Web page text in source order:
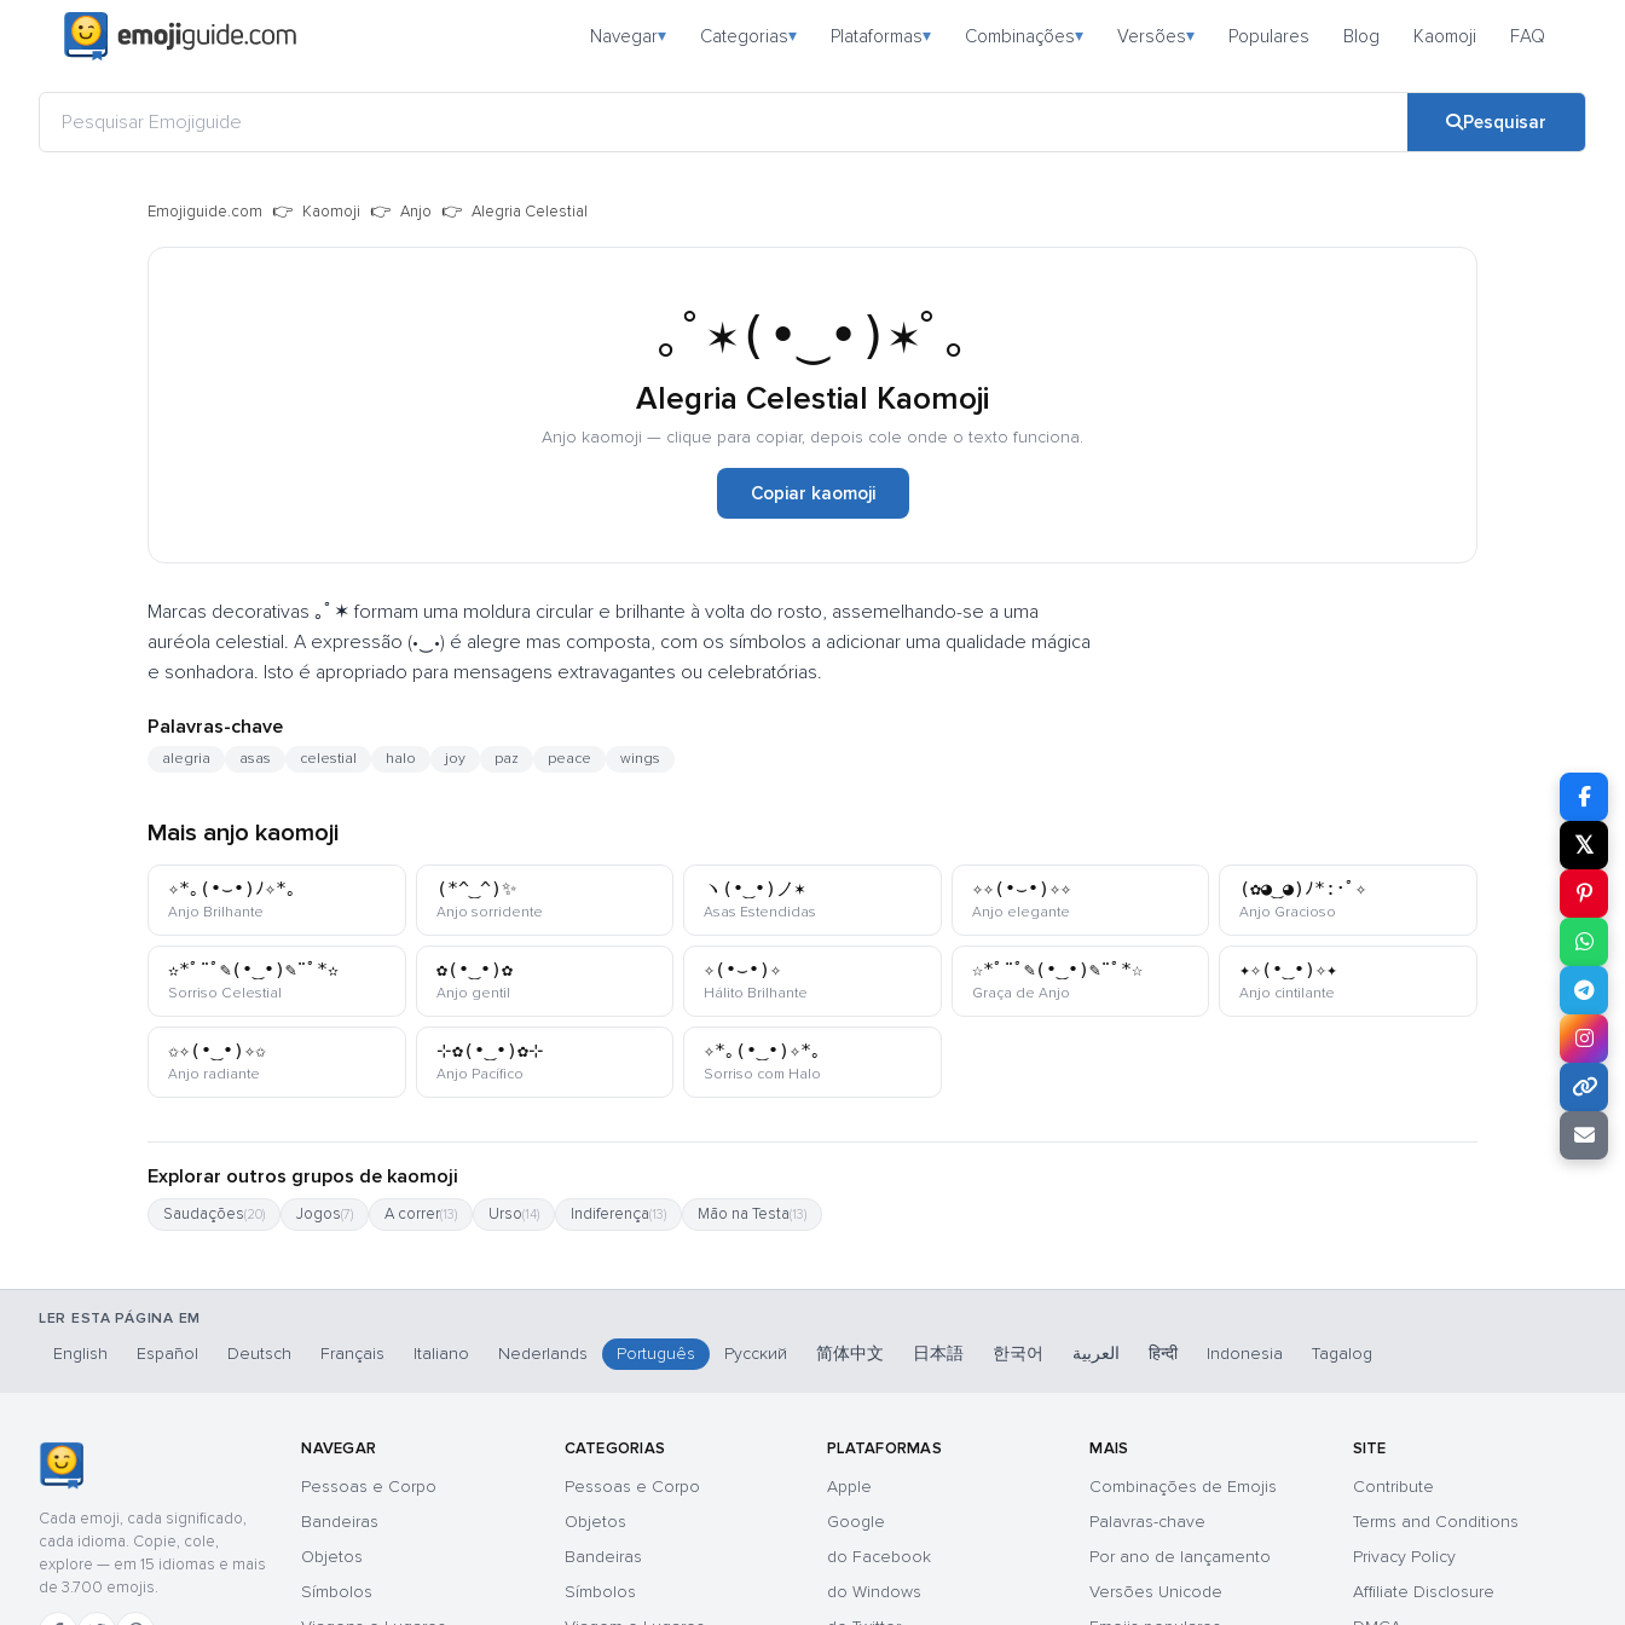
Navegar▾ Categorias▾ Plataformas▾ Combinações▾ Versões▾ Populares Blog Kaomoji FAQ
Pesquisar
Emojiguide.com Kaomoji Anjo Alegria Celestial
｡ﾟ✶(•‿•)✶ﾟ｡
Alegria Celestial Kaomoji
Anjo kaomoji — clique para copiar, depois cole onde o texto funciona.
Copiar kaomoji
Marcas decorativas ｡ﾟ✶ formam uma moldura circular e brilhante à volta do rosto, assemelhando-se a uma
auréola celestial. A expressão (•‿•) é alegre mas composta, com os símbolos a adicionar uma qualidade mágica
e sonhadora. Isto é apropriado para mensagens extravagantes ou celebratórias.
Palavras-chave
alegria asas celestial halo joy paz peace wings
Mais anjo kaomoji
✧*｡(•⌣•)ﾉ✧*｡
Anjo Brilhante
(*^‿^)✨
Anjo sorridentekaomoji
ヽ(•‿•)ノ✶
Asas Estendidas
✧✧(•⌣•)✧✧
Anjo elegantekaomoji
(✿◕‿◕)ﾉ*:･ﾟ✧
Anjo Gracioso
✫*ﾟ¨ﾟ✎(•‿•)✎¨ﾟ*✫
Sorriso Celestial
✿(•‿•)✿
Anjo gentilkaomoji
✧(•⌣•)✧
Hálito Brilhante
☆*ﾟ¨ﾟ✎(•‿•)✎¨ﾟ*☆
Graça de Anjokaomoji
✦✧(•‿•)✧✦
Anjo cintilante
✩✧(•‿•)✧✩
Anjo radiante
⊹✿(•‿•)✿⊹
Anjo Pacíficokaomoji
✧*｡(•‿•)✧*｡
Sorriso com Halo
Explorar outros grupos de kaomoji
Saudações(20) Jogos(7) A correr(13) Urso(14) Indiferença(13) Mão na Testa(13)
𝕏
LER ESTA PÁGINA EM
English Español Deutsch Français Italiano Nederlands Português Русский 简体中文 日本語 한국어 العربية हिन्दी Indonesia Tagalog
Cada emoji, cada significado,
cada idioma. Copie, cole,
explore — em 15 idiomas e mais
de 3.700 emojis.
NAVEGAR
Pessoas e Corpo
Bandeiras
Objetos
Símbolos
CATEGORIAS
Pessoas e Corpo
Objetos
Bandeiras
Símbolos
PLATAFORMAS
Apple
Google
do Facebook
do Windows
MAIS
Combinações de Emojis
Palavras-chave
Por ano de lançamento
Versões Unicode
SITE
Contribute
Terms and Conditions
Privacy Policy
Affiliate Disclosure